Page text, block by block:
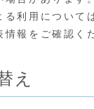
る利用について
情報をご確認く
え